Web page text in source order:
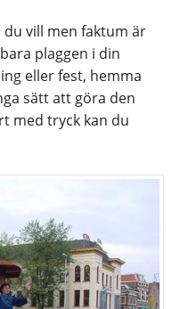
du vill men faktum är
plaggen i din
eller fest, hemma
sätt att göra den
med tryck kan du